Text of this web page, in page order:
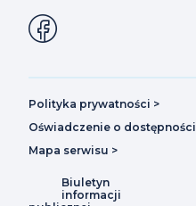
Social
Media
Facebook
otwiera
w
nowym
oknie
Dodatkowe
informacje
Polityka prywatności >
Oświadczenie o dostępności
Mapa serwisu >
Biuletyn
informacji